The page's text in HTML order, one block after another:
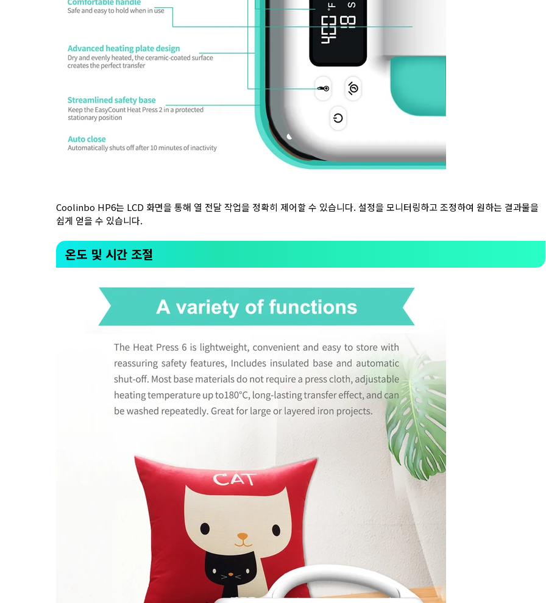
Coolinbo HP6는 LCD 화면을 통해 열 전달 작업을 정확히 제어할 수 있습니다. 설정을 모니터링하고 조정하여 원하는 결과물을
쉽게 얻을 수 있습니다.
온도 및 시간 조절